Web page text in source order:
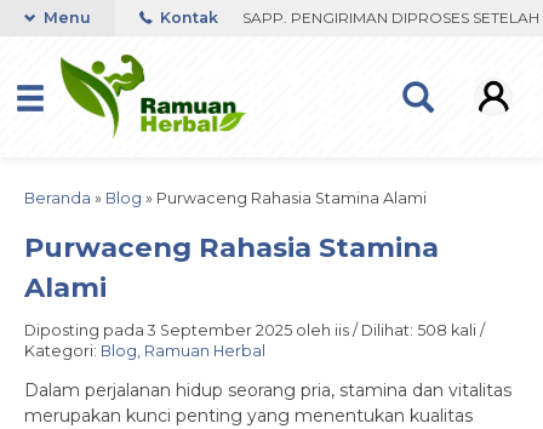
RESPON ORDER VIA WHATSAPP. PENGIRIMAN DIPROSES SETELAH
Menu Kontak
Beranda » Blog » Purwaceng Rahasia Stamina Alami
Purwaceng Rahasia Stamina
Alami
Diposting pada 3 September 2025 oleh iis / Dilihat: 508 kali /
Kategori: Blog, Ramuan Herbal
Dalam perjalanan hidup seorang pria, stamina dan vitalitas
merupakan kunci penting yang menentukan kualitas